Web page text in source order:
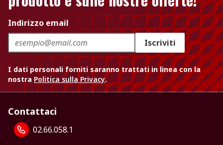
Indirizzo email
Iscriviti
I dati personali forniti saranno trattati in linea con la
nostra Politica sulla Privacy.
Contattaci
02.66.058.1